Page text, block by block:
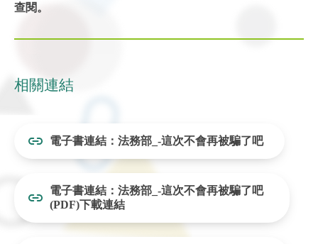
查閱。
相關連結
電子書連結：法務部_-這次不會再被騙了吧
電子書連結：法務部_-這次不會再被騙了吧
(PDF)下載連結